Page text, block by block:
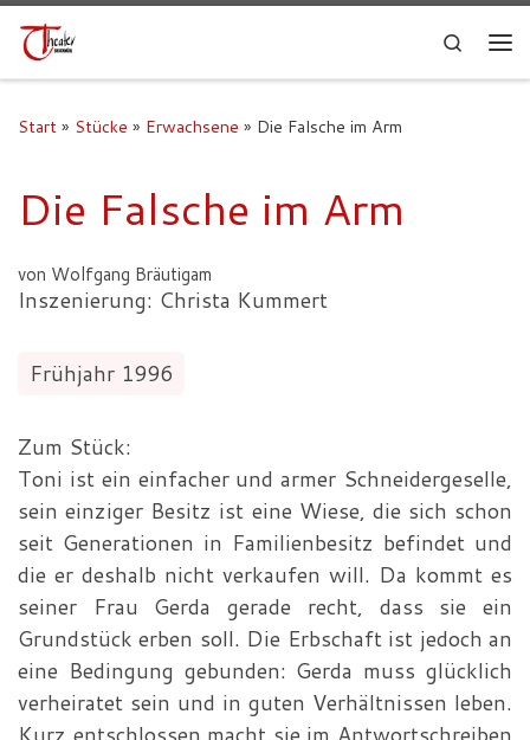
Search
Start» Stücke » Erwachsene » Die Falsche im Arm
Die Falsche im Arm
von Wolfgang Bräutigam
Inszenierung: Christa Kummert
Frühjahr 1996
Zum Stück:
Toni ist ein einfacher und armer Schneidergeselle,
sein einziger Besitz ist eine Wiese, die sich schon
seit Generationen in Familienbesitz befindet und
die er deshalb nicht verkaufen will. Da kommt es
seiner Frau Gerda gerade recht, dass sie ein
Grundstück erben soll. Die Erbschaft ist jedoch an
eine Bedingung gebunden: Gerda muss glücklich
verheiratet sein und in guten Verhältnissen leben.